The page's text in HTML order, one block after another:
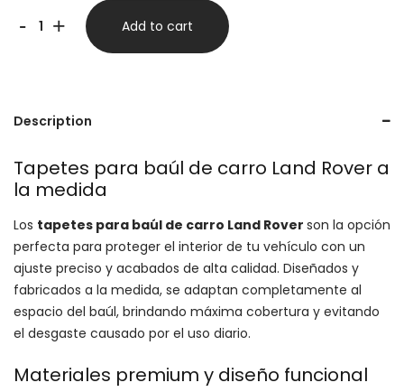
-Tapete
Land
Rover
quantity
+ Add to cart
Description
Tapetes para baúl de carro Land Rover a
la medida
Los tapetes para baúl de carro Land Rover son la opción
perfecta para proteger el interior de tu vehículo con un
ajuste preciso y acabados de alta calidad. Diseñados y
fabricados a la medida, se adaptan completamente al
espacio del baúl, brindando máxima cobertura y evitando
el desgaste causado por el uso diario.
Materiales premium y diseño funcional